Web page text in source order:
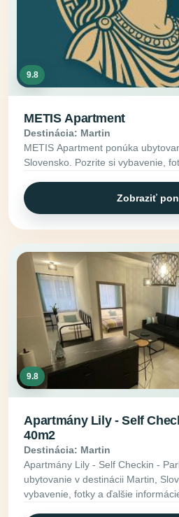
9.8
METIS Apartment
Destinácia: Martin
METIS Apartment ponúka
Slovensko. Pozrite si vybavenie,
Zobraziť
9.8
Apartmány Lily - Self
40m2
Destinácia: Martin
Apartmány Lily - Self Checkin -
ubytovanie v destinácii Martin,
vybavenie, fotky a ďalšie